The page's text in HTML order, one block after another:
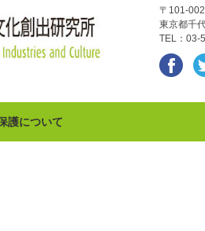
〒101-
東京都千
TEL：
護について